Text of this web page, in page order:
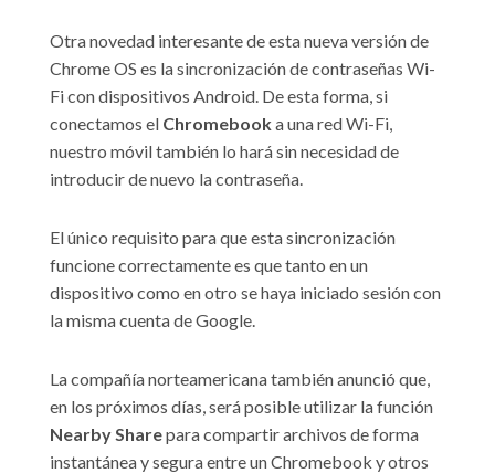
Otra novedad interesante de esta nueva versión de
Chrome OS es la sincronización de contraseñas Wi-
Fi con dispositivos Android. De esta forma, si
conectamos el Chromebooka una red Wi-Fi,
nuestro móvil también lo hará sin necesidad de
introducir de nuevo la contraseña.
El único requisito para que esta sincronización
funcione correctamente es que tanto en un
dispositivo como en otro se haya iniciado sesión con
la misma cuenta de Google.
La compañía norteamericana también anunció que,
en los próximos días, será posible utilizar la función
Nearby Sharepara compartir archivos de forma
instantánea y segura entre un Chromebook y otros